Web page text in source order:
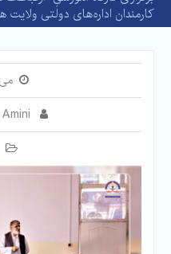
کارمندان اداره‌های دولتی ولایت
می 7, 2024